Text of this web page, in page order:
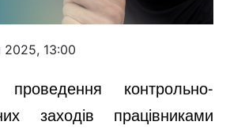
2025, 13:00
контрольно-
заходів працівниками